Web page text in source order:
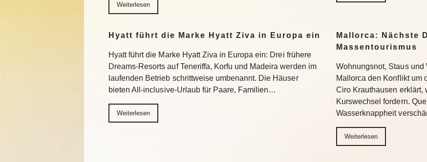
Weiterlesen
Hyatt führt die Marke Hyatt Ziva in Europa ein
Hyatt führt die Marke Hyatt Ziva in Europa ein: Drei frühere
Dreams-Resorts auf Teneriffa, Korfu und Madeira werden im
laufenden Betrieb schrittweise umbenannt. Die Häuser
bieten All-inclusive-Urlaub für Paare, Familien…
Weiterlesen
Mallorca: Nächste
Massentourismus
Wohnungsnot, Staus und
Mallorca den Konflikt um
Ciro Krauthausen erklärt,
Kurswechsel fordern.
Wasserknappheit
Weiterlesen